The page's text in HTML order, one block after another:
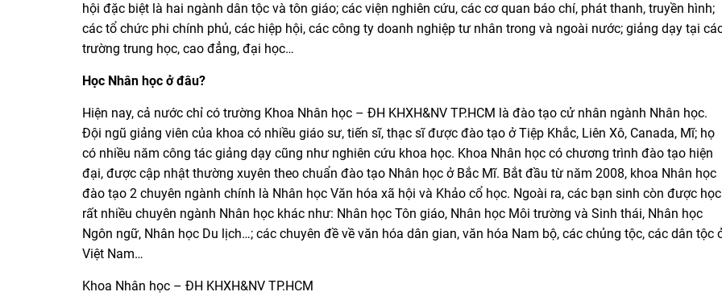
hội đặc biệt là hai ngành dân tộc và tôn giáo; các viện nghiên cứu, các cơ quan báo chí, phát thanh, truyền hình;
các tổ chức phi chính phủ, các hiệp hội, các công ty doanh nghiệp tư nhân trong và ngoài nước; giảng dạy tại
trường trung học, cao đẳng, đại học…
Học Nhân học ở đâu?
Hiện nay, cả nước chỉ có trường Khoa Nhân học – ĐH KHXH&NV TP.HCM là đào tạo cử nhân ngành Nhân học.
Đội ngũ giảng viên của khoa có nhiều giáo sư, tiến sĩ, thạc sĩ được đào tạo ở Tiệp Khắc, Liên Xô, Canada, Mĩ; họ
có nhiều năm công tác giảng dạy cũng như nghiên cứu khoa học. Khoa Nhân học có chương trình đào tạo hiện
đại, được cập nhật thường xuyên theo chuẩn đào tạo Nhân học ở Bắc Mĩ. Bắt đầu từ năm 2008, khoa Nhân học
đào tạo 2 chuyên ngành chính là Nhân học Văn hóa xã hội và Khảo cổ học. Ngoài ra, các bạn sinh còn được học
rất nhiều chuyên ngành Nhân học khác như: Nhân học Tôn giáo, Nhân học Môi trường và Sinh thái, Nhân học
Ngôn ngữ, Nhân học Du lịch…; các chuyên đề về văn hóa dân gian, văn hóa Nam bộ, các chủng tộc, các dân tộc
Việt Nam…
Khoa Nhân học – ĐH KHXH&NV TP.HCM